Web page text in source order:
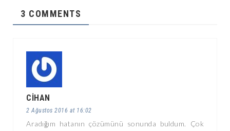
3 COMMENTS
CIHAN
2 Ağustos 2016 at 16:02
Aradığım hatanın çözümünü sonunda buldum. Çok